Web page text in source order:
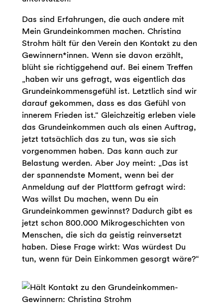
Das sind Erfahrungen, die auch andere mit
Mein Grundeinkommen machen. Christina
Strohm hält für den Verein den Kontakt zu den
Gewinnern*innen. Wenn sie davon erzählt,
blüht sie richtiggehend auf. Bei einem Treffen
„haben wir uns gefragt, was eigentlich das
Grundeinkommensgefühl ist. Letztlich sind wir
darauf gekommen, dass es das Gefühl von
innerem Frieden ist.“ Gleichzeitig erleben viele
das Grundeinkommen auch als einen Auftrag,
jetzt tatsächlich das zu tun, was sie sich
vorgenommen haben. Das kann auch zur
Belastung werden. Aber Joy meint: „Das ist
der spannendste Moment, wenn bei der
Anmeldung auf der Plattform gefragt wird:
Was willst Du machen, wenn Du ein
Grundeinkommen gewinnst? Dadurch gibt es
jetzt schon 800.000 Mikrogeschichten von
Menschen, die sich da geistig reinversetzt
haben. Diese Frage wirkt: Was würdest Du
tun, wenn für Dein Einkommen gesorgt wäre?“